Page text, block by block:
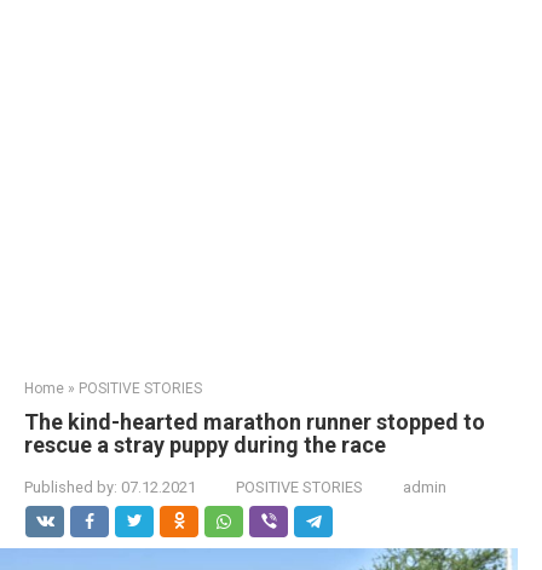
Home » POSITIVE STORIES
The kind-hearted marathon runner stopped to
rescue a stray puppy during the race
Published by: 07.12.2021 POSITIVE STORIES admin